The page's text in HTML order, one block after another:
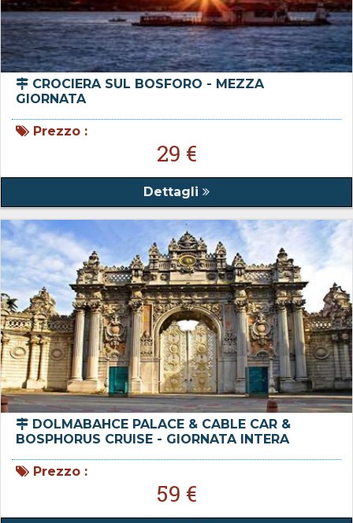
CROCIERA SUL BOSFORO - MEZZA
GIORNATA
Prezzo :
29 €
Dettagli
DOLMABAHCE PALACE & CABLE CAR &
BOSPHORUS CRUISE - GIORNATA INTERA
Prezzo :
59 €